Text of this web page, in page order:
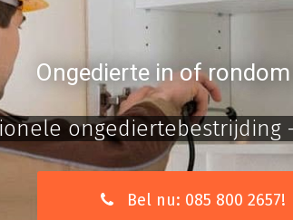
Ongedierte in of
ongediertebestrijding
Bel nu: 085 800 2657!